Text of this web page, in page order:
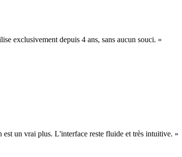
exclusivement depuis 4 ans, sans aucun souci. »
est un vrai plus. L'interface reste fluide et très intuitive. »